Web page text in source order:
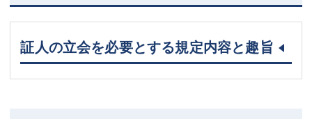
証人の立会を必要とする規定内容と趣旨